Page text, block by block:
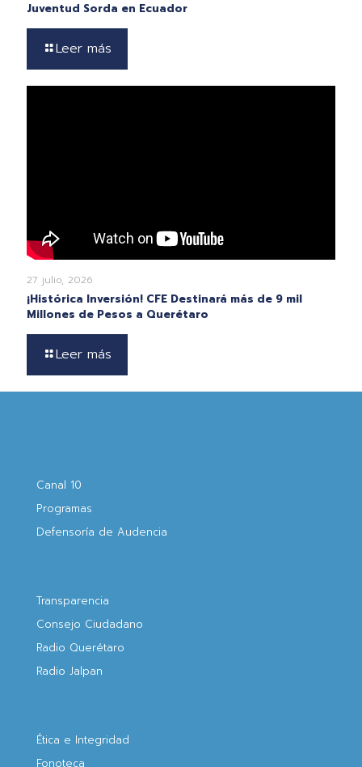
Juventud Sorda en Ecuador
Leer más
27 julio, 2026
¡Histórica Inversión! CFE Destinará más de 9 mil
Millones de Pesos a Querétaro
Leer más
Canal 10
Programas
Defensoría de Audencia
Transparencia
Consejo Ciudadano
Radio Querétaro
Radio Jalpan
Ética e Integridad
Fonoteca